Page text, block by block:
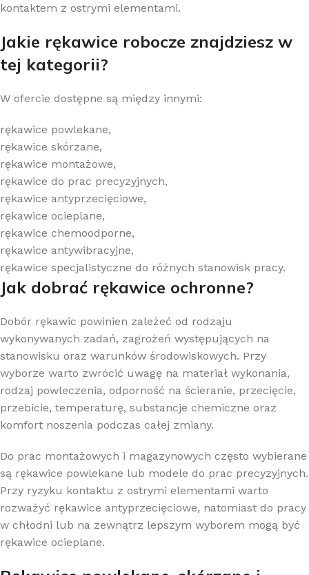
kontaktem z ostrymi elementami.
Jakie rękawice robocze znajdziesz w
tej kategorii?
W ofercie dostępne są między innymi:
rękawice powlekane,
rękawice skórzane,
rękawice montażowe,
rękawice do prac precyzyjnych,
rękawice antyprzecięciowe,
rękawice ocieplane,
rękawice chemoodporne,
rękawice antywibracyjne,
rękawice specjalistyczne do różnych stanowisk pracy.
Jak dobrać rękawice ochronne?
Dobór rękawic powinien zależeć od rodzaju
wykonywanych zadań, zagrożeń występujących na
stanowisku oraz warunków środowiskowych. Przy
wyborze warto zwrócić uwagę na materiał wykonania,
rodzaj powleczenia, odporność na ścieranie, przecięcie,
przebicie, temperaturę, substancje chemiczne oraz
komfort noszenia podczas całej zmiany.
Do prac montażowych i magazynowych często wybierane
są rękawice powlekane lub modele do prac precyzyjnych.
Przy ryzyku kontaktu z ostrymi elementami warto
rozważyć rękawice antyprzecięciowe, natomiast do pracy
w chłodni lub na zewnątrz lepszym wyborem mogą być
rękawice ocieplane.